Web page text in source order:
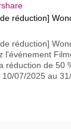
réduction]
réduction]
l'événement
réduction de 50
10/07/2025 au